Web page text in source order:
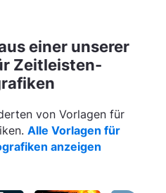
einer unserer
Zeitleisten-
von Vorlagen für
Alle Vorlagen für
anzeigen